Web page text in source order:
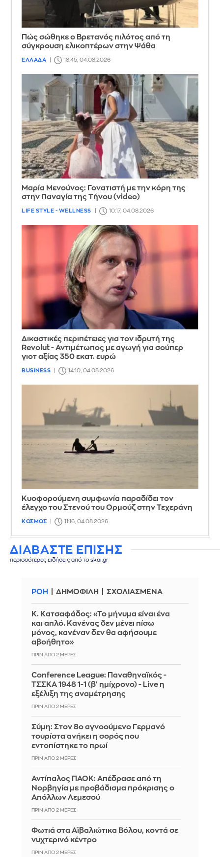
Πώς σώθηκε ο Βρετανός πιλότος από τη
σύγκρουση ελικοπτέρων στην Ψάθα
ΕΛΛΑΔΑ 18:45, 04.08.2026
Μαρία Μενούνος: Γονατιστή με την κόρη της
στην Παναγία της Τήνου (video)
LIFE STYLE - WELLNESS 10:17, 04.08.2026
Δικαστικές περιπέτειες για τον ιδρυτή της
Revolut - Αντιμέτωπος με αγωγή για σούπερ
γιοτ αξίας 350 εκατ. ευρώ
BUSINESS 14:10, 04.08.2026
Κυοφορούμενη συμφωνία παραδίδει τον
έλεγχο του Στενού του Ορμούζ στην Τεχεράνη
ΚΟΣΜΟΣ 11:16, 04.08.2026
ΔΙΑΒΑΣΤΕ ΕΠΙΣΗΣ
περισσότερες ειδήσεις από το skai.gr
ΡΟΗ ΔΗΜΟΦΙΛΗ ΣΧΟΛΙΑΣΜΕΝΑ
Κ. Κατσαφάδος: «Το μήνυμα είναι ένα
και απλό. Κανένας δεν μένει πίσω
μόνος, κανέναν δεν θα αφήσουμε
αβοήθητο»
ΠΡΙΝ ΑΠΌ 2 ΜΈΡΕΣ
Conference League: Παναθηναϊκός -
ΤΣΣΚΑ 1948 1-1 (β' ημίχρονο) - Live η
εξέλιξη της αναμέτρησης
ΠΡΙΝ ΑΠΌ 2 ΜΈΡΕΣ
Σύμη: Στον 8ο αγνοούμενο Γερμανό
τουρίστα ανήκει η σορός που
εντοπίστηκε το πρωί
ΠΡΙΝ ΑΠΌ 2 ΜΈΡΕΣ
Αντίπαλος ΠΑΟΚ: Απέδρασε από τη
Νορβηγία με προβάδισμα πρόκρισης ο
Απόλλων Λεμεσού
ΠΡΙΝ ΑΠΌ 2 ΜΈΡΕΣ
Φωτιά στα Αϊβαλιώτικα Βόλου, κοντά σε
νυχτερινό κέντρο
ΠΡΙΝ ΑΠΌ 2 ΜΈΡΕΣ